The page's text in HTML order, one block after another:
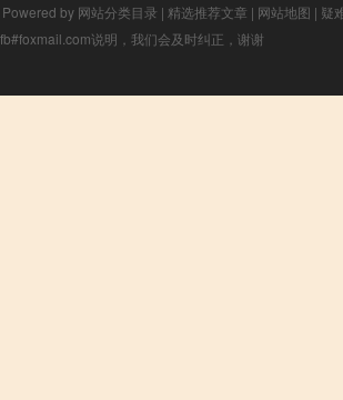
Powered by 网站分类目录 | 精选推荐文章 | 网站地图 | 疑
说明，我们会及时纠正，谢谢